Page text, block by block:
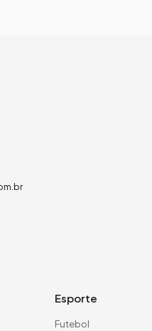
Esporte
Futebol